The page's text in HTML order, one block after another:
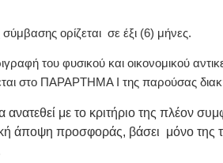
σύμβασης ορίζεται σε έξι (6) μήνες.
του φυσικού και οικονομικού
στο ΠΑΡΑΡΤΗΜΑ Ι της παρούσας
με το κριτήριο της πλέον
άποψη προσφοράς, βάσει μόνο της